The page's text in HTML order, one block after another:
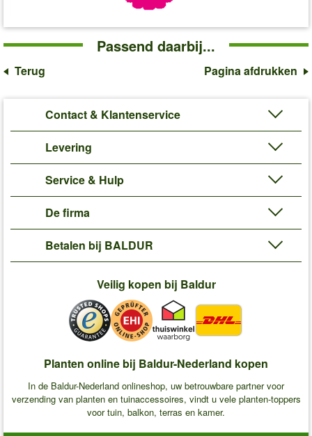
Passend daarbij...
Terug Pagina afdrukken
Contact & Klantenservice
Levering
Service & Hulp
De firma
Betalen bij BALDUR
Veilig kopen bij Baldur
Planten online bij Baldur-Nederland kopen
In de Baldur-Nederland onlineshop, uw betrouwbare partner voor
verzending van planten en tuinaccessoires, vindt u vele planten-toppers
voor tuin, balkon, terras en kamer.